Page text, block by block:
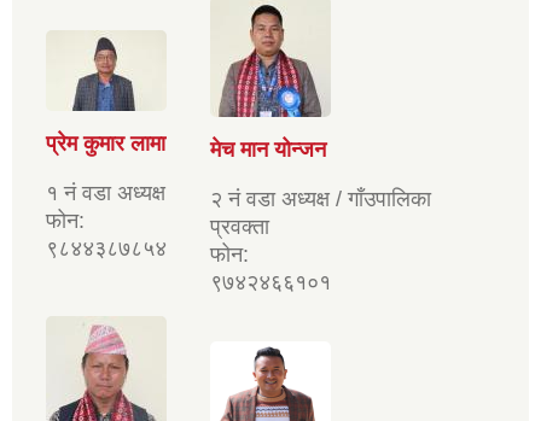
प्रेम कुमार लामा
१ नं वडा अध्यक्ष
फोन:
९८४४३८७८५४
मेच मान योन्जन
२ नं वडा अध्यक्ष / गाँउपालिका
प्रवक्ता
फोन:
९७४२४६६१०१